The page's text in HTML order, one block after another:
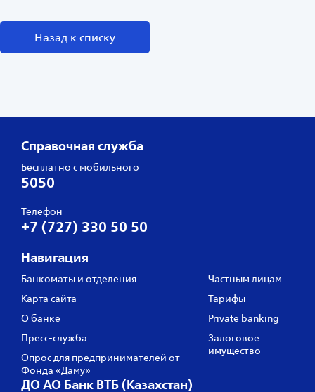
Назад к списку
Справочная служба
Бесплатно с мобильного
5050
Телефон
+7 (727) 330 50 50
Навигация
Банкоматы и отделения
Карта сайта
О банке
Пресс‑служба
Опрос для предпринимателей от
Фонда «Даму»
Частным лицам
Тарифы
Private banking
Залоговое
имущество
ДО АО Банк ВТБ (Казахстан)